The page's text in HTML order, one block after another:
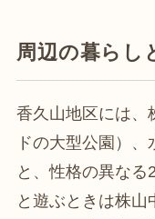
周辺の暮らし
香久山地区には、
ドの大型公園）、
と、性格の異なる
と遊ぶときは株山